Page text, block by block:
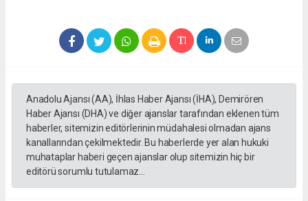
Anadolu Ajansı (AA), İhlas Haber Ajansı (İHA), Demirören
Haber Ajansı (DHA) ve diğer ajanslar tarafından eklenen tüm
haberler, sitemizin editörlerinin müdahalesi olmadan ajans
kanallarından çekilmektedir. Bu haberlerde yer alan hukuki
muhataplar haberi geçen ajanslar olup sitemizin hiç bir
editörü sorumlu tutulamaz...